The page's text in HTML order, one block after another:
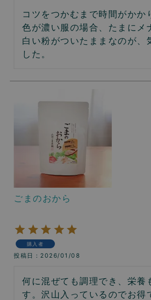
コツをつかむまで時間がかか
色が濃い服の場合、たまにメ
白い粉がついたままなのが、
した。
ごまのおから
購入者
投稿日 2026/01/08
何に混ぜても調理でき、栄養
す。沢山入っているのでお得